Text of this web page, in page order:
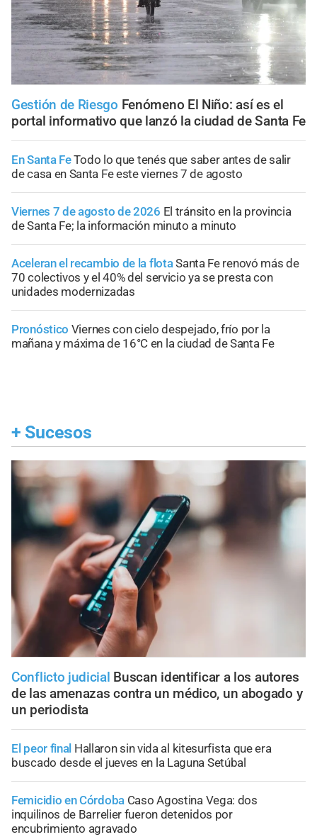
Gestión de Riesgo Fenómeno El Niño: así es el
portal informativo que lanzó la ciudad de Santa Fe
En Santa FeTodo lo que tenés que saber antes de salir
de casa en Santa Fe este viernes 7 de agosto
Viernes 7 de agosto de 2026 El tránsito en la provincia
de Santa Fe; la información minuto a minuto
Aceleran el recambio de la flotaSanta Fe renovó más de
70 colectivos y el 40% del servicio ya se presta con
unidades modernizadas
Pronóstico Viernes con cielo despejado, frío por la
mañana y máxima de 16°C en la ciudad de Santa Fe
+ Sucesos
Conflicto judicial Buscan identificar a los autores
de las amenazas contra un médico, un abogado y
un periodista
El peor final Hallaron sin vida al kitesurfista que era
buscado desde el jueves en la Laguna Setúbal
Femicidio en Córdoba Caso Agostina Vega: dos
inquilinos de Barrelier fueron detenidos por
encubrimiento agravado